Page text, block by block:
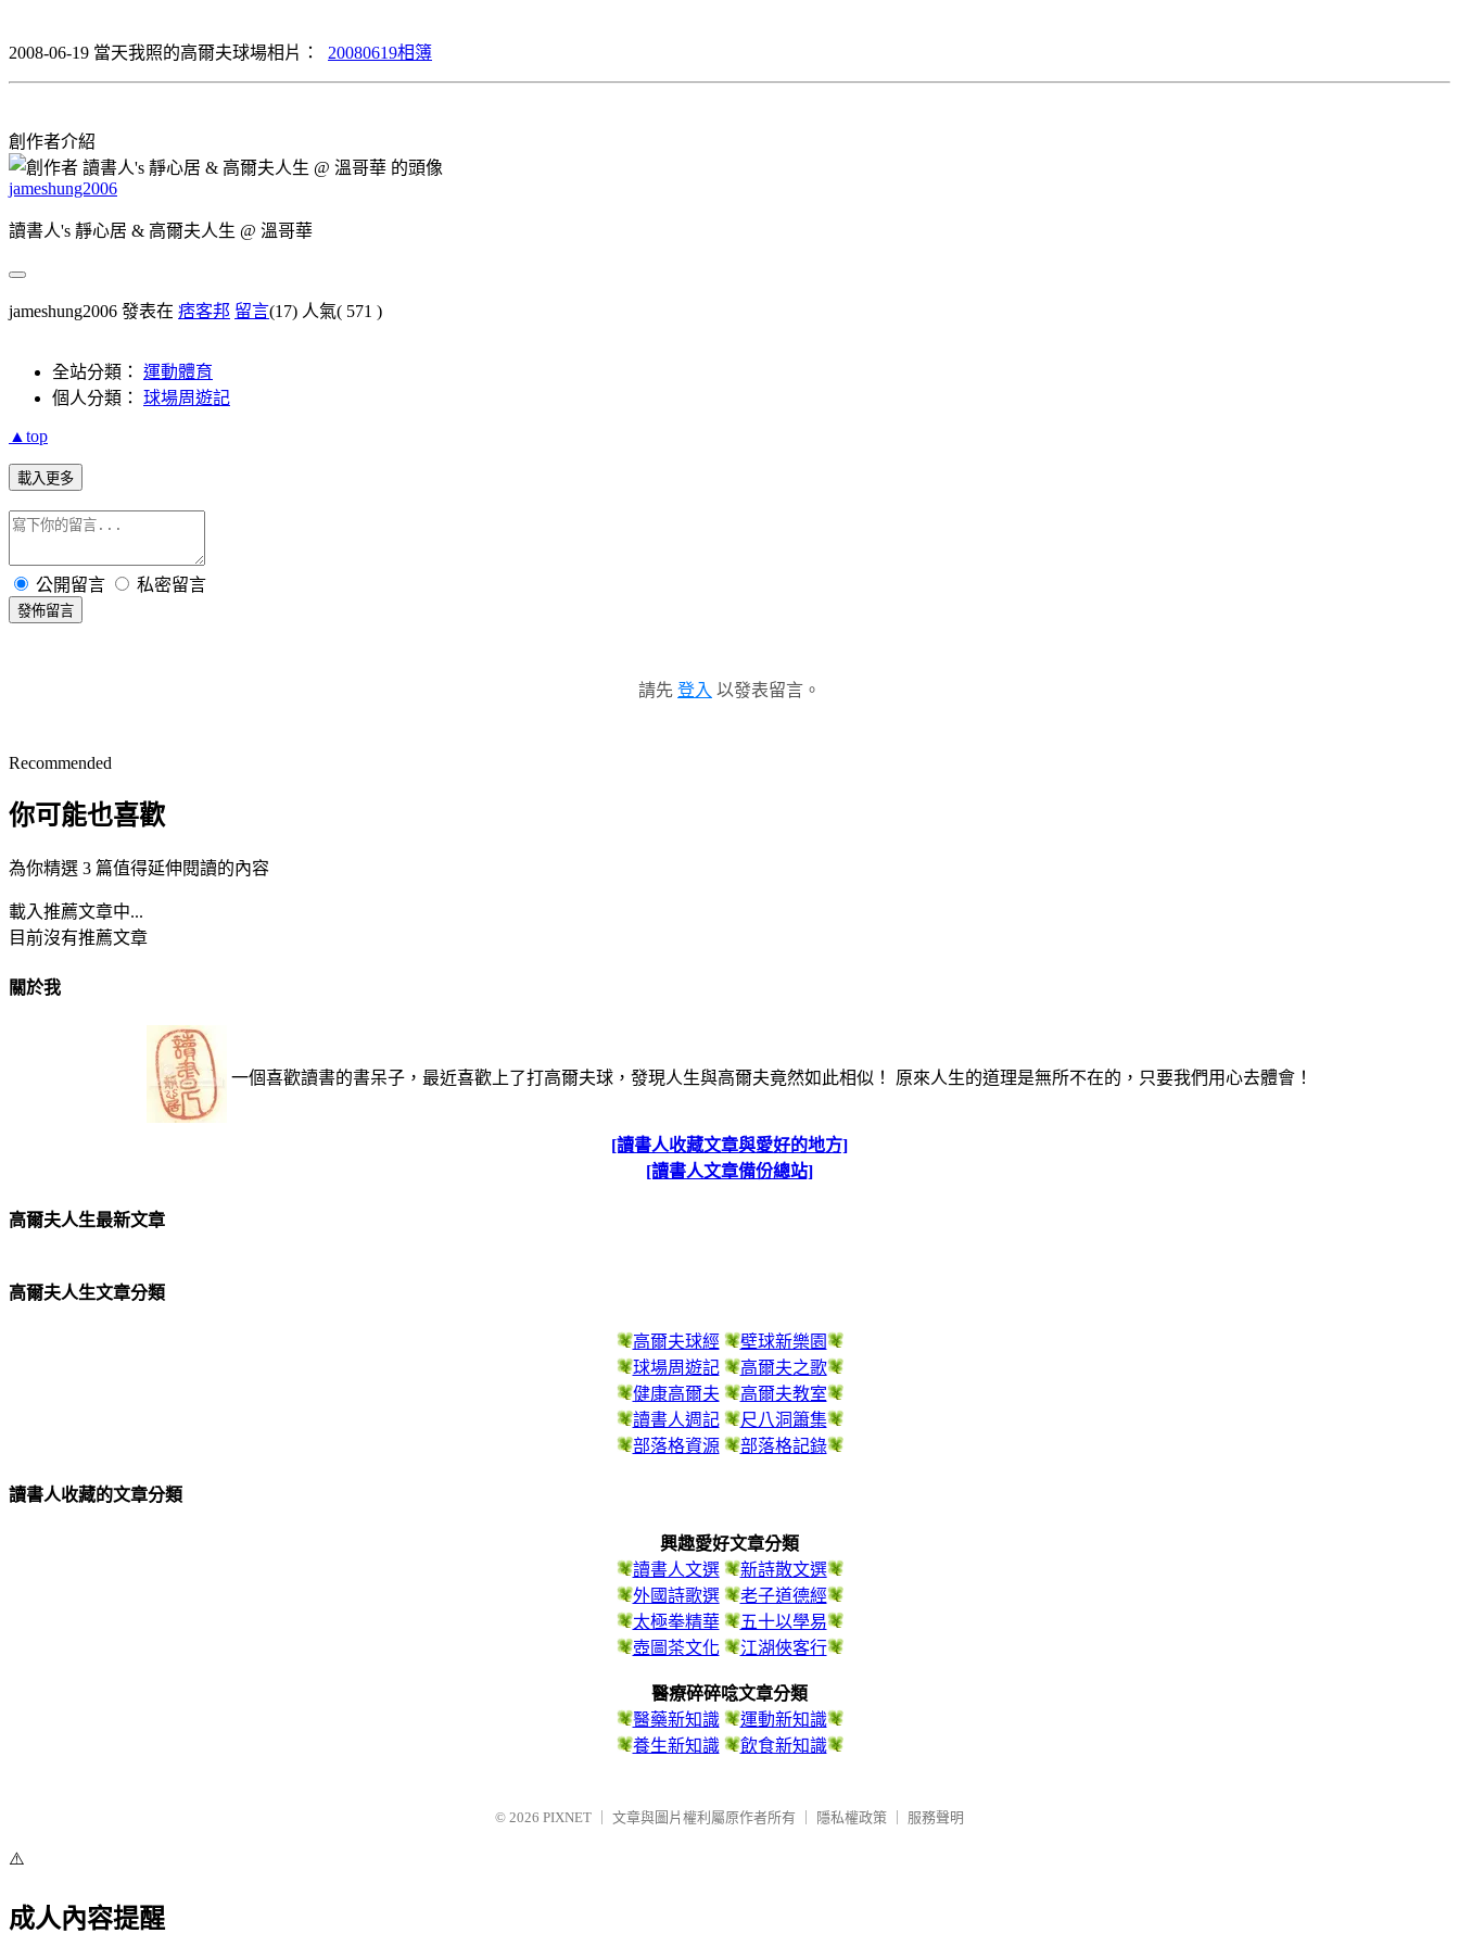
2008-06-19 當天我照的高爾夫球場相片： 20080619相簿
創作者介紹
jameshung2006
讀書人's 靜心居 & 高爾夫人生 @ 溫哥華
jameshung2006 發表在 痞客邦 留言(17) 人氣( 571 )
全站分類： 運動體育
個人分類： 球場周遊記
▲top
載入更多
公開留言 私密留言
發佈留言
請先 登入 以發表留言。
Recommended
你可能也喜歡
為你精選 3 篇值得延伸閱讀的內容
載入推薦文章中...
目前沒有推薦文章
關於我
一個喜歡讀書的書呆子，最近喜歡上了打高爾夫球，發現人生與高爾夫竟然如此相似！ 原來人生的道理是無所不在的，只要我們用心去體會！
[讀書人收藏文章與愛好的地方]
[讀書人文章備份總站]
高爾夫人生最新文章
高爾夫人生文章分類
高爾夫球經
壁球新樂園
球場周遊記
高爾夫之歌
健康高爾夫
高爾夫教室
讀書人週記
尺八洞簫集
部落格資源
部落格記錄
讀書人收藏的文章分類
興趣愛好文章分類
讀書人文選
新詩散文選
外國詩歌選
老子道德經
太極拳精華
五十以學易
壺圖茶文化
江湖俠客行
醫療碎碎唸文章分類
醫藥新知識
運動新知識
養生新知識
飲食新知識
© 2026 PIXNET 文章與圖片權利屬原作者所有 隱私權政策 服務聲明
⚠️
成人內容提醒